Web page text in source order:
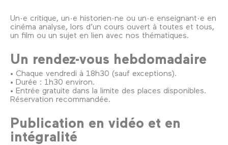
Un·e critique, un·e historien·ne ou un·e enseignant·e en
cinéma analyse, lors d’un cours ouvert à toutes et tous,
un film ou un sujet en lien avec nos thématiques.
Un rendez-vous hebdomadaire
• Chaque vendredi à 18h30 (sauf exceptions).
• Durée : 1h30 environ.
• Entrée gratuite dans la limite des places disponibles.
Réservation recommandée.
Publication en vidéo et en
intégralité